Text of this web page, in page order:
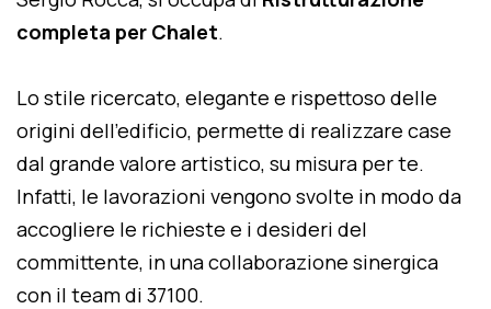
completa per Chalet.
Lo stile ricercato, elegante e rispettoso delle
origini dell'edificio, permette di realizzare case
dal grande valore artistico, su misura per te.
Infatti, le lavorazioni vengono svolte in modo da
accogliere le richieste e i desideri del
committente, in una collaborazione sinergica
con il team di 37100.